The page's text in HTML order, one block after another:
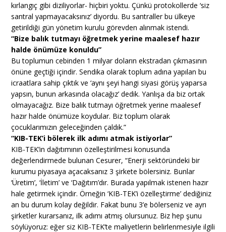
kırlangıç gibi diziliyorlar- hiçbiri yoktu. Çünkü protokollerde ‘siz
santral yapmayacaksınız’ diyordu. Bu santraller bu ülkeye
getirildiği gün yönetim kurulu görevden alınmak istendi.
“Bize balık tutmayı öğretmek yerine maalesef hazır
halde önümüze konuldu”
Bu toplumun cebinden 1 milyar doların ekstradan çıkmasının
önüne geçtiği içindir. Sendika olarak toplum adına yapılan bu
icraatlara sahip çıktık ve ‘aynı şeyi hangi siyasi görüş yaparsa
yapsın, bunun arkasında olacağız’ dedik. Yanlışa da biz ortak
olmayacağız. Bize balık tutmayı öğretmek yerine maalesef
hazır halde önümüze koydular. Biz toplum olarak
çocuklarımızın geleceğinden çaldık.”
“KIB-TEK’i bölerek ilk adımı atmak istiyorlar”
KIB-TEK’in dağıtımının özelleştirilmesi konusunda
değerlendirmede bulunan Cesurer, “Enerji sektöründeki bir
kurumu piyasaya açacaksanız 3 şirkete bölersiniz. Bunlar
‘Üretim’, ‘İletim’ ve ‘Dağıtım’dır. Burada yapılmak istenen hazır
hale getirmek içindir. Örneğin ‘KIB-TEK’i özelleştirme’ dediğiniz
an bu durum kolay değildir. Fakat bunu 3’e bölerseniz ve ayrı
şirketler kurarsanız, ilk adımı atmış olursunuz. Biz hep şunu
söylüyoruz: eğer siz KIB-TEK’te maliyetlerin belirlenmesiyle ilgili